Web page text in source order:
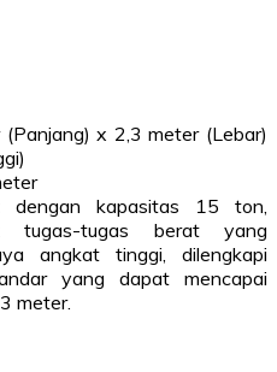
x 2,3 meter (Lebar)
dengan kapasitas 15 ton,
tugas-tugas berat yang
angkat tinggi, dilengkapi
yang dapat mencapai
meter.